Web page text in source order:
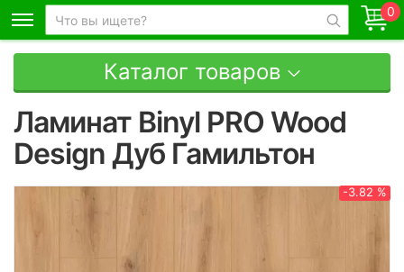
0
Каталог товаров
Ламинат Binyl PRO Wood
Design Дуб Гамильтон
-3.82 %